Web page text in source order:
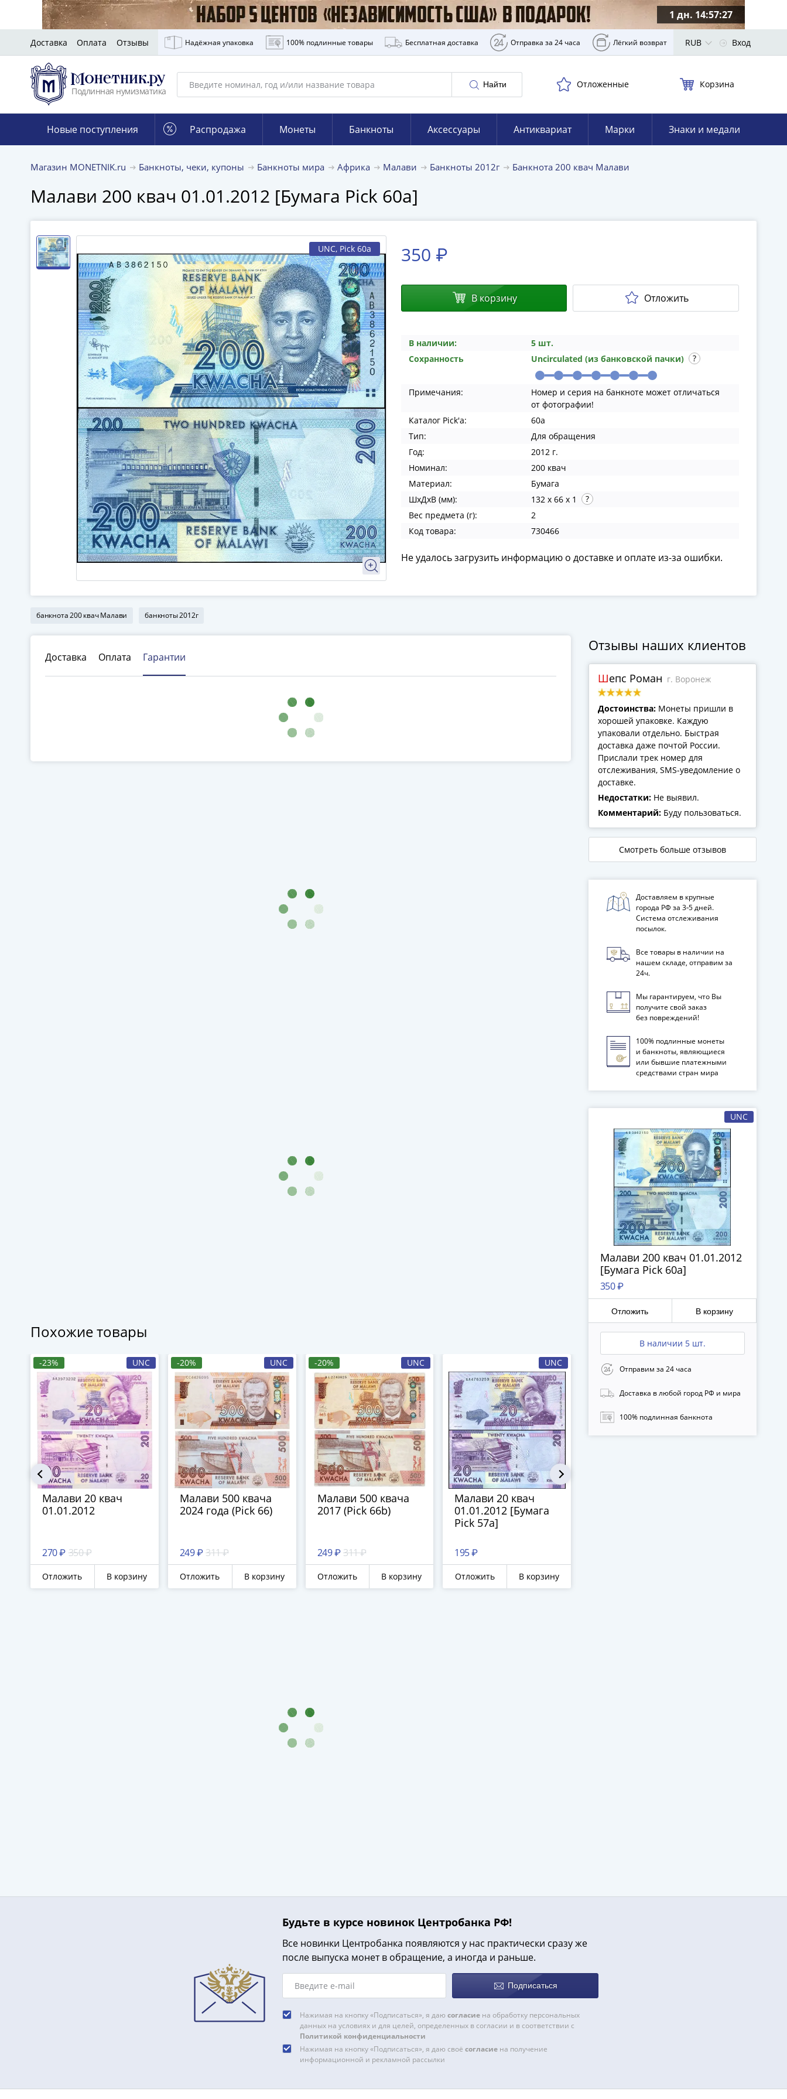
1 дн. 14:57:26
Доставка Оплата Отзывы Надёжная упаковка 100% подлинные товары Бесплатная доставка Отправка за 24 часа Лёгкий возврат RUB Вход
Подлинная нумизматика
Найти Отложенные Корзина
Новые поступления Распродажа Монеты Банкноты Аксессуары Антиквариат Марки Знаки и медали
Магазин MONETNIK.ru Банкноты, чеки, купоны Банкноты мира Африка Малави Банкноты 2012г Банкнота 200 квач Малави
Малави 200 квач 01.01.2012 [Бумага Pick 60a]
UNC, Pick 60a 350 ₽
В наличии:
5 шт.
Сохранность
Uncirculated (из банковской пачки)
Примечания:
Номер и серия на банкноте может отличаться
от фотографии!
Каталог Pick'a:
60a
Тип:
Для обращения
Год:
2012 г.
Номинал:
200 квач
Материал:
Бумага
ШхДхВ (мм):
132 x 66 x 1
Вес предмета (г):
2
Код товара:
730466
В корзину Отложить
Не удалось загрузить информацию о доставке и оплате из-за ошибки.
банкнота 200 квач Малави банкноты 2012г
Доставка Оплата Гарантии
Похожие товары
-23% UNC
Малави 20 квач
01.01.2012
270 ₽ 350 ₽
Отложить В корзину
-20% UNC
Малави 500 квача
2024 года (Pick 66)
249 ₽ 311 ₽
Отложить В корзину
-20% UNC
Малави 500 квача
2017 (Pick 66b)
249 ₽ 311 ₽
Отложить В корзину
UNC
Малави 20 квач
01.01.2012 [Бумага
Pick 57a]
195 ₽
Отложить В корзину
-21%
Отзывы наших клиентов
Шепс Роман г. Воронеж
Достоинства: Монеты пришли в
хорошей упаковке. Каждую
упаковали отдельно. Быстрая
доставка даже почтой России.
Прислали трек номер для
отслеживания, SMS-уведомление о
доставке.
Недостатки: Не выявил.
Комментарий: Буду пользоваться.
Смотреть больше отзывов
Доставляем в крупные
города РФ за 3‑5 дней.
Система отслеживания
посылок.
Все товары в наличии на
нашем складе, отправим за
24ч.
Мы гарантируем, что Вы
получите свой заказ
без повреждений!
100% подлинные монеты
и банкноты, являющиеся
или бывшие платежными
средствами стран мира
UNC
Малави 200 квач 01.01.2012
[Бумага Pick 60a]
350 ₽
Отложить В корзину
В наличии 5 шт.
Отправим за 24 часа
Доставка в любой город РФ и мира
100% подлинная банкнота
Будьте в курсе новинок Центробанка РФ!
Все новинки Центробанка появляются у нас практически сразу же
после выпуска монет в обращение, а иногда и раньше.
Подписаться
Нажимая на кнопку «Подписаться», я даю согласие на обработку персональных
данных на условиях и для целей, определенных в согласии и в соответствии с
Политикой конфиденциальности
Нажимая на кнопку «Подписаться», я даю своё согласие на получение
информационной и рекламной рассылки